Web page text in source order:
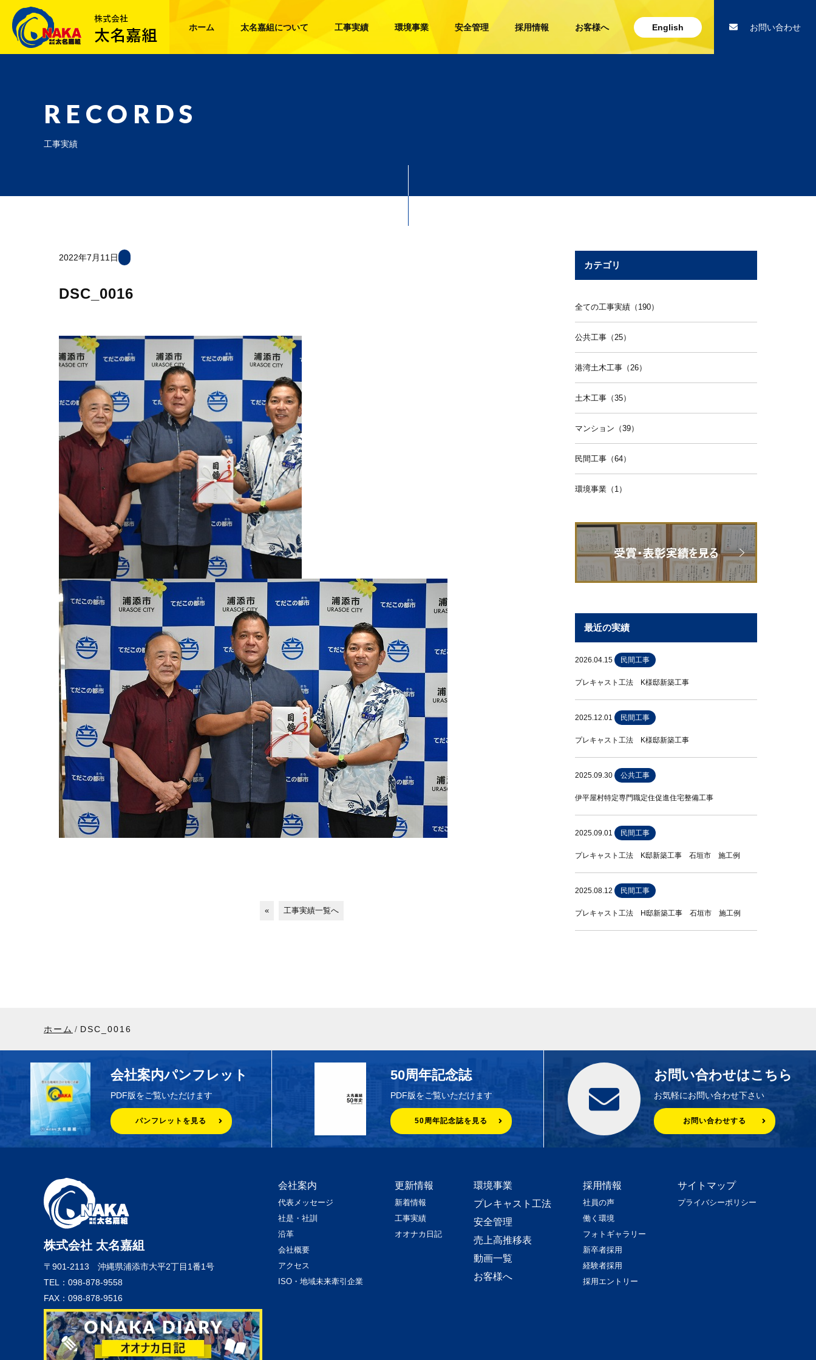
ホーム 太名嘉組について 工事実績 環境事業 安全管理 採用情報 お客様へ English お問い合わせ
RECORDS
工事実績
2022年7月11日
DSC_0016
« 工事実績一覧へ
カテゴリ
全ての工事実績（190）
公共工事（25）
港湾土木工事（26）
土木工事（35）
マンション（39）
民間工事（64）
環境事業（1）
最近の実績
2026.04.15 民間工事
プレキャスト工法 K様邸新築工事
2025.12.01 民間工事
プレキャスト工法 K様邸新築工事
2025.09.30 公共工事
伊平屋村特定専門職定住促進住宅整備工事
2025.09.01 民間工事
プレキャスト工法 K邸新築工事 石垣市 施工例
2025.08.12 民間工事
プレキャスト工法 H邸新築工事 石垣市 施工例
ホーム DSC_0016
会社案内パンフレット
PDF版をご覧いただけます
パンフレットを見る
50周年記念誌
PDF版をご覧いただけます
50周年記念誌を見る
お問い合わせはこちら
お気軽にお問い合わせ下さい
お問い合わせする
株式会社 太名嘉組
〒901-2113 沖縄県浦添市大平2丁目1番1号
TEL：098-878-9558
FAX：098-878-9516
会社案内
代表メッセージ
社是・社訓
沿革
会社概要
アクセス
ISO・地域未来牽引企業
更新情報
新着情報
工事実績
オオナカ日記
環境事業
プレキャスト工法
安全管理
売上高推移表
動画一覧
お客様へ
採用情報
社員の声
働く環境
フォトギャラリー
新卒者採用
経験者採用
採用エントリー
サイトマップ
プライバシーポリシー